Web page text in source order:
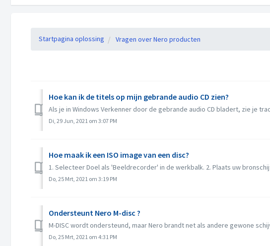
Startpagina oplossing Vragen over Nero producten
Hoe kan ik de titels op mijn gebrande audio CD zien?
Als je in Windows Verkenner door de gebrande audio CD bladert, zie je
Di, 29 Jun, 2021 om 3:07 PM
Hoe maak ik een ISO image van een disc?
1. Selecteer Doel als 'Beeldrecorder' in de werkbalk. 2. Plaats uw
Do, 25 Mrt, 2021 om 3:19 PM
Ondersteunt Nero M-disc ?
M-DISC wordt ondersteund, maar Nero brandt net als andere gewone
Do, 25 Mrt, 2021 om 4:31 PM